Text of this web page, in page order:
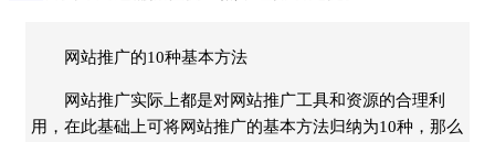
网站推广的10种基本方法
网站推广实际上都是对网站推广工具和资源的合理利
用，在此基础上可将网站推广的基本方法归纳为10种，那么